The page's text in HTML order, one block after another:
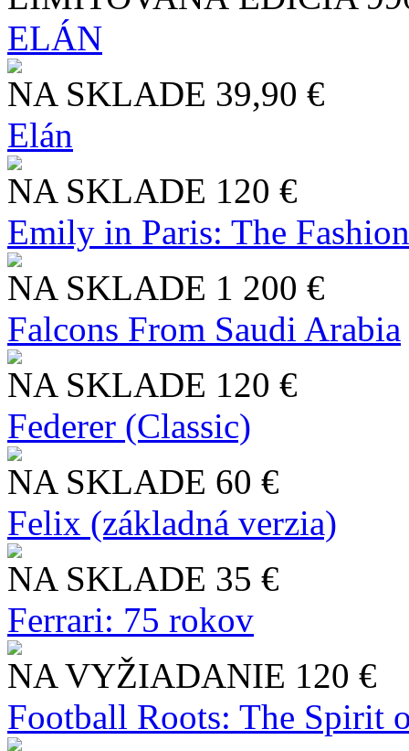
ELÁN
NA SKLADE 39,90 €
Elán
NA SKLADE 120 €
Emily in Paris: The
NA SKLADE 1 200 €
Falcons From Saudi Arabia
NA SKLADE 120 €
Federer (Classic)
NA SKLADE 60 €
Felix (základná verzia)
NA SKLADE 35 €
Ferrari: 75 rokov
NA VYŽIADANIE 120 €
Football Roots: The Spirit